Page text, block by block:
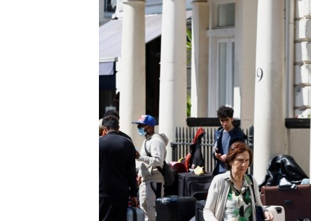
POPLAVE I KLIZIŠTA U BIH 2024.
TRI DECENIJE OD RATA U BIH